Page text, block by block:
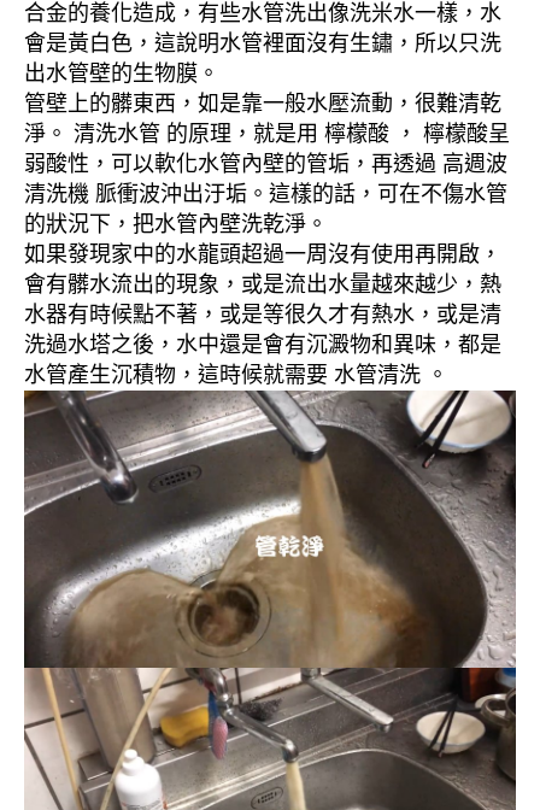
合金的養化造成，有些水管洗出像洗米水一樣，水
會是黃白色，這說明水管裡面沒有生鏽，所以只洗
出水管壁的生物膜。
管壁上的髒東西，如是靠一般水壓流動，很難清乾
淨。 清洗水管 的原理，就是用 檸檬酸 ， 檸檬酸呈
弱酸性，可以軟化水管內壁的管垢，再透過 高週波
清洗機 脈衝波沖出汙垢。這樣的話，可在不傷水管
的狀況下，把水管內壁洗乾淨。
如果發現家中的水龍頭超過一周沒有使用再開啟，
會有髒水流出的現象，或是流出水量越來越少，熱
水器有時候點不著，或是等很久才有熱水，或是清
洗過水塔之後，水中還是會有沉澱物和異味，都是
水管產生沉積物，這時候就需要 水管清洗 。